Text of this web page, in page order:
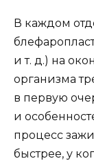
В каждом
и т. д.) на
организма
в первую
и
процесс
быстрее, у